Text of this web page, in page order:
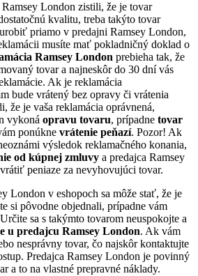
London zistili, že je tovar
kvalitu, treba takýto tovar
priamo v predajni Ramsey London,
musíte mať pokladničný doklad o
Ramsey London prebieha tak, že
tovar a najneskôr do 30 dní vás
Ak je reklamácia
bude vrátený bez opravy či vrátenia
že je vaša reklamácia oprávnená,
vykoná opravu tovaru, prípadne tovar
ponúkne vrátenie peňazí. Pozor! Ak
výsledok reklamačného konania,
od kúpnej zmluvy a predajca Ramsey
peniaze za nevyhovujúci tovar.
London v eshopoch sa môže stať, že je
si pôvodne objednali, prípadne vám
sa s takýmto tovarom neuspokojte a
u predajcu Ramsey London. Ak vám
nesprávny tovar, čo najskôr kontaktujte
Predajca Ramsey London je povinný
a to na vlastné prepravné náklady.